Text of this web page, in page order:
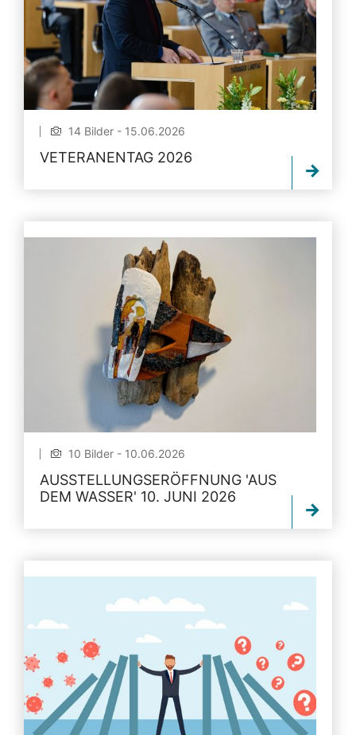
14 Bilder - 15.06.2026
VETERANENTAG 2026
10 Bilder - 10.06.2026
AUSSTELLUNGSERÖFFNUNG 'AUS
DEM WASSER' 10. JUNI 2026